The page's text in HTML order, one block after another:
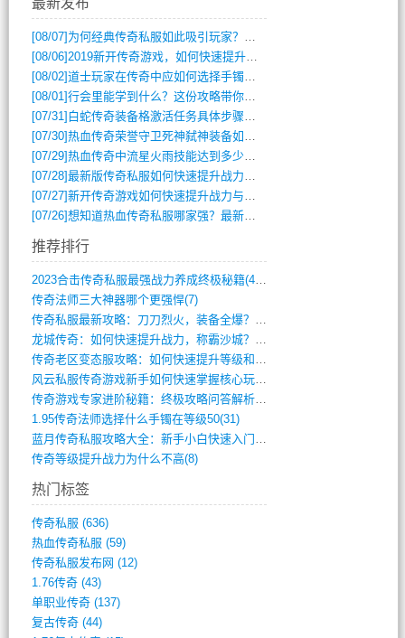
最新发布
[08/07] 为何经典传奇私服如此吸引玩家？深度攻略解析
[08/06]2019新开传奇游戏，如何快速提升角色等级？
[08/02]道士玩家在传奇中应如何选择手镯装备？
[08/01]行会里能学到什么？这份攻略带你全掌握
[07/31] 白蛇传奇装备格激活任务具体步骤是什么？如何完成？
[07/30]热血传奇荣誉守卫死神弑神装备如何获取与佩戴攻略？
[07/29]热血传奇中流星火雨技能达到多少级可以开始练装备？
[07/28]最新版传奇私服如何快速提升战力与获取稀有装备？
[07/27]新开传奇游戏如何快速提升战力与获取稀有装备？
[07/26]想知道热血传奇私服哪家强？最新排行榜攻略全解析
推荐排行
2023合击传奇私服最强战力养成终极秘籍(428)
传奇法师三大神器哪个更强悍(7)
传奇私服最新攻略：刀刀烈火，装备全爆？攻(813)
龙城传奇：如何快速提升战力，称霸沙城？(802)
传奇老区变态服攻略：如何快速提升等级和战(379)
风云私服传奇游戏新手如何快速掌握核心玩法(616)
传奇游戏专家进阶秘籍：终极攻略问答解析(848)
1.95传奇法师选择什么手镯在等级50(31)
蓝月传奇私服攻略大全：新手小白快速入门指(386)
传奇等级提升战力为什么不高(8)
热门标签
传奇私服 (636)
热血传奇私服 (59)
传奇私服发布网 (12)
1.76传奇(43)
单职业传奇(137)
复古传奇(44)